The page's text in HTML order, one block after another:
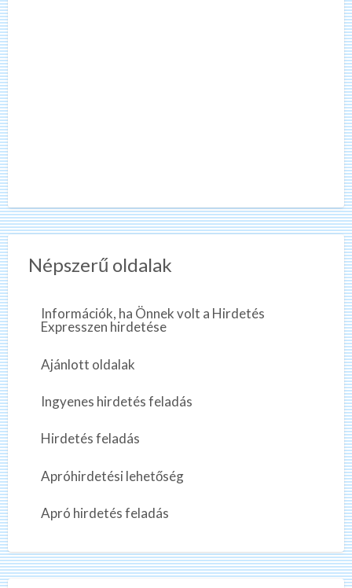
Népszerű oldalak
Információk, ha Önnek volt a Hirdetés
Expresszen hirdetése
Ajánlott oldalak
Ingyenes hirdetés feladás
Hirdetés feladás
Apróhirdetési lehetőség
Apró hirdetés feladás